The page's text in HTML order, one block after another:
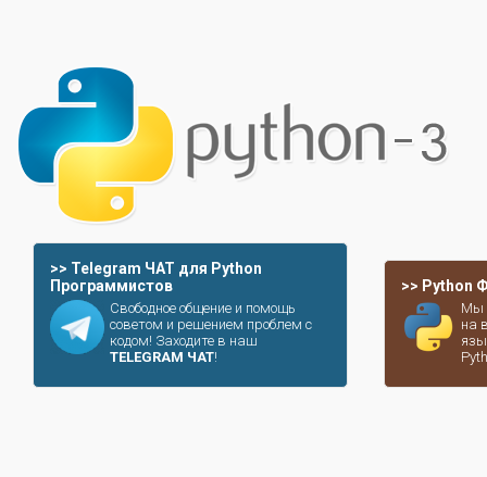
>> Telegram ЧАТ для Python
Программистов
Свободное общение и помощь
советом и решением проблем с
кодом! Заходите в наш
TELEGRAM ЧАТ!
>> Python
Мы
на